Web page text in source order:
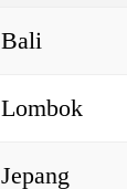
Bali
Lombok
Jepang